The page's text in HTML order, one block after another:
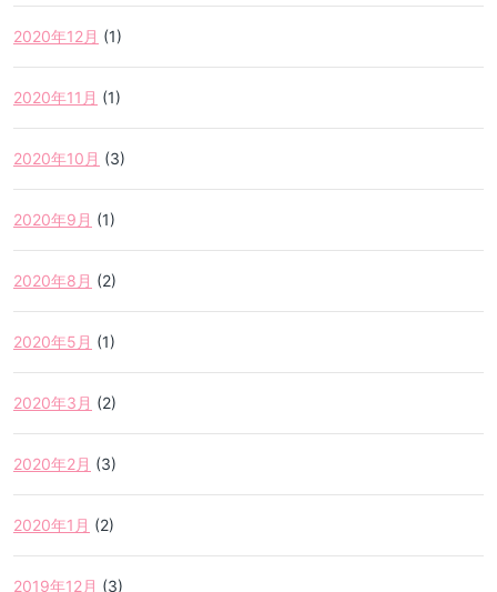
2020年12月 (1)
2020年11月 (1)
2020年10月 (3)
2020年9月 (1)
2020年8月 (2)
2020年5月 (1)
2020年3月 (2)
2020年2月 (3)
2020年1月 (2)
2019年12月 (3)